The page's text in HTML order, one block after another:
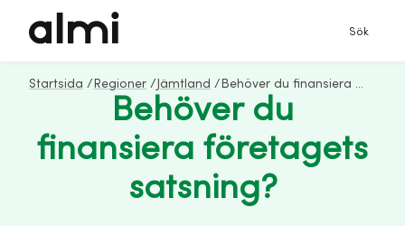
Sök
Startsida / Regioner / Jämtland / Behöver du finansiera företagets satsning?
Behöver du
finansiera företagets
satsning?